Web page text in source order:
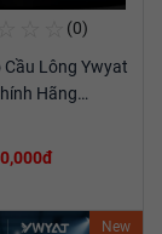
(0)
Cầu Lông Ywyat
Hãng…
New